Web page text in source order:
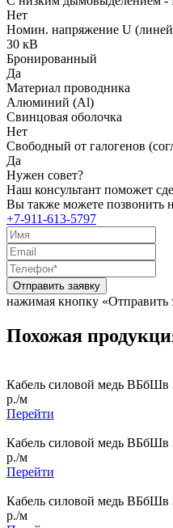
Нет
Номин. напряжение U
30 кВ
Бронированный
Да
Материал проводника
Алюминий (Al)
Свинцовая оболочка
Нет
Свободный от галогенов
Да
Нужен совет?
Наш консультант поможет
Вы также можете позвонить
+7-911-613-5797
Отправить заявку
нажимая кнопку «Отправить
Похожая
Кабель силовой медь ВБбШв
р./м
Перейти
Кабель силовой медь ВБбШв
р./м
Перейти
Кабель силовой медь ВБбШв
р./м